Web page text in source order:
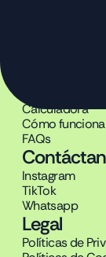
Calculadora
Cómo funciona
FAQs
Instagram
TikTok
Whatsapp
Legal
Políticas de